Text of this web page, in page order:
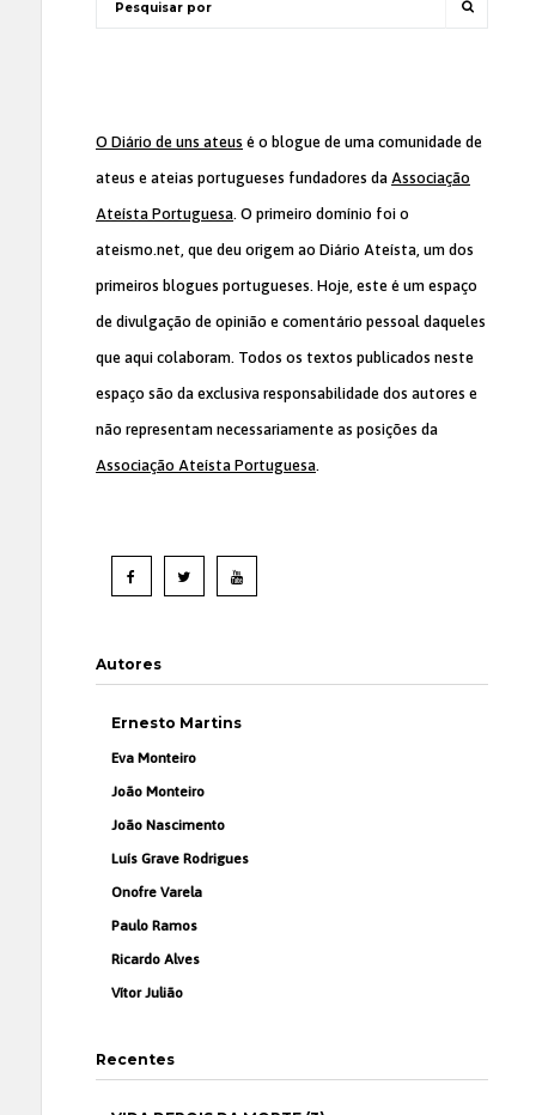
O Diário de uns ateus é o blogue de uma comunidade de
ateus e ateias portugueses fundadores da Associação
Ateísta Portuguesa. O primeiro domínio foi o
ateismo.net, que deu origem ao Diário Ateísta, um dos
primeiros blogues portugueses. Hoje, este é um espaço
de divulgação de opinião e comentário pessoal daqueles
que aqui colaboram. Todos os textos publicados neste
espaço são da exclusiva responsabilidade dos autores e
não representam necessariamente as posições da
Associação Ateísta Portuguesa.
Autores
Ernesto Martins
Eva Monteiro
João Monteiro
João Nascimento
Luís Grave Rodrigues
Onofre Varela
Paulo Ramos
Ricardo Alves
Vítor Julião
Recentes